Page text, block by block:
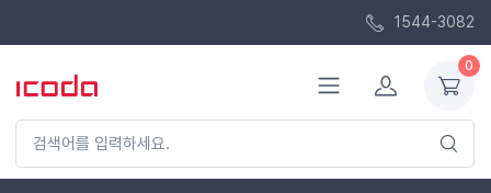
1544-3082
0